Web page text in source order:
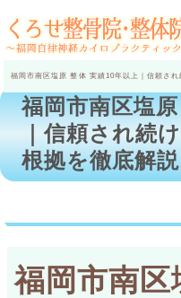
福岡市南区塩原 整体 実績10年以上｜信頼さ
福岡市南区塩
｜信頼され続
根拠を徹底解説
福岡市南